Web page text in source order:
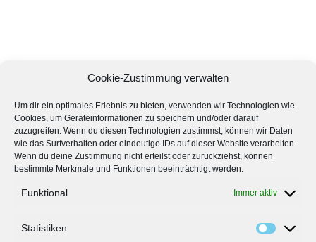
Cookie-Zustimmung verwalten
Um dir ein optimales Erlebnis zu bieten, verwenden wir Technologien wie
Cookies, um Geräteinformationen zu speichern und/oder darauf
zuzugreifen. Wenn du diesen Technologien zustimmst, können wir Daten
wie das Surfverhalten oder eindeutige IDs auf dieser Website verarbeiten.
Wenn du deine Zustimmung nicht erteilst oder zurückziehst, können
bestimmte Merkmale und Funktionen beeinträchtigt werden.
Funktional Immer aktiv
Statistiken